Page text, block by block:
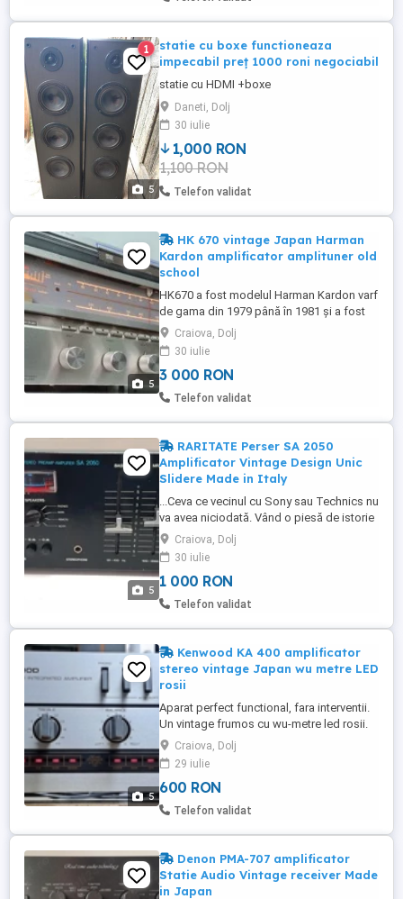
5
1
statie cu boxe functioneaza
impecabil preț 1000 roni negociabil
statie cu HDMI +boxe
Daneti, Dolj
30 iulie
1,000 RON
1,100 RON
Telefon validat
5
HK 670 vintage Japan Harman
Kardon amplificator amplituner old
school
HK670 a fost modelul Harman Kardon varf
de gama din 1979 până în 1981 și a fost
ultimul cu un tuner analogic. Prețul de
vanzare cu amănuntul inițial era de 3-4
salarii medii in USA. Poze si cu interiorul
aparatului... Are sunet foarte bun si urme
de "trecerea timpului"... perfect functional.
Craiova, Dolj
30 iulie
3 000 RON
Telefon validat
5
RARITATE Perser SA 2050
Amplificator Vintage Design Unic
Slidere Made in Italy
...Ceva ce vecinul cu Sony sau Technics nu
va avea niciodată. Vând o piesă de istorie
audio, extrem de rară în România: Perser
SA 2050, fabricat în Vicenza, Italia (cca.
1977). Acest amplificator nu este doar un
aparat audio, ci unul dintre cele mai
distinctive exemple de design industrial
Craiova, Dolj
30 iulie
1 000 RON
Telefon validat
5
Kenwood KA 400 amplificator
stereo vintage Japan wu metre LED
rosii
Aparat perfect functional, fara interventii.
Un vintage frumos cu wu-metre led rosii.
Aspect spre impecabil. Poze reale.
Sunetul este de calitate, segmentul
audiophile... Putere 2 x 50 w reali in 8 ohmi.
Suporta doua perechi de boxe cu
impedanta de la 4 ohmi. Pentru cei
Craiova, Dolj
29 iulie
600 RON
Telefon validat
Denon PMA-707 amplificator
Statie Audio Vintage receiver Made
in Japan